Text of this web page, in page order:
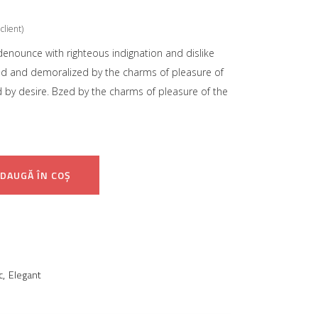
with righteous indignation and dislike
and demoralized by the charms of pleasure of
desire. Bzed by the charms of pleasure of the
ÎN COȘ
, Elegant